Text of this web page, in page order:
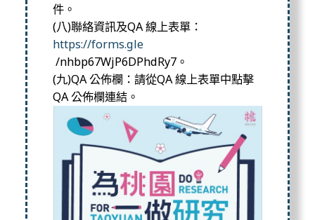
件。
(八)聯絡資訊及QA 線上表單：
https://forms.gle
/nhbp67WjP6DPhdRy7。
(九)QA 公佈欄：請從QA 線上表單中點擊
QA 公佈欄連結。